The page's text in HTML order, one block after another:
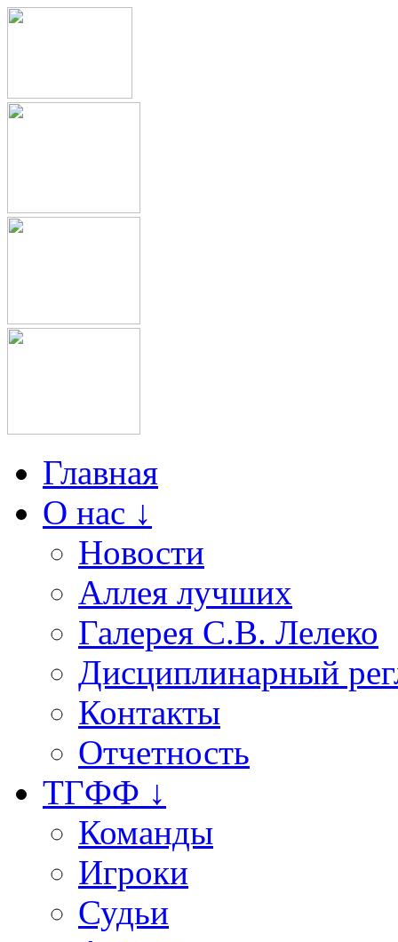
Главная
О нас ↓
Новости
Аллея лучших
Галерея С.В. Лелеко
Дисциплинарный
Контакты
Отчетность
ТГФФ ↓
Команды
Игроки
Судьи